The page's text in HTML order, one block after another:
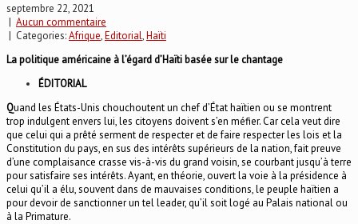
septembre 22, 2021
| Aucun commentaire
| Categories:Afrique,Editorial,Haïti
La politique américaine à l’égard d’Haïti basée sur le chantage
ÉDITORIAL
Quand les États-Unis chouchoutent un chef d’État haïtien ou se montrent
trop indulgent envers lui, les citoyens doivent s’en méfier. Car cela veut dire
que celui qui a prêté serment de respecter et de faire respecter les lois et la
Constitution du pays, en sus des intérêts supérieurs de la nation, fait preuve
d’une complaisance crasse vis-à-vis du grand voisin, se courbant jusqu’à terre
pour satisfaire ses intérêts. Ayant, en théorie, ouvert la voie à la présidence à
celui qu’il a élu, souvent dans de mauvaises conditions, le peuple haïtien a
pour devoir de sanctionner un tel leader, qu’il soit logé au Palais national ou
à la Primature.